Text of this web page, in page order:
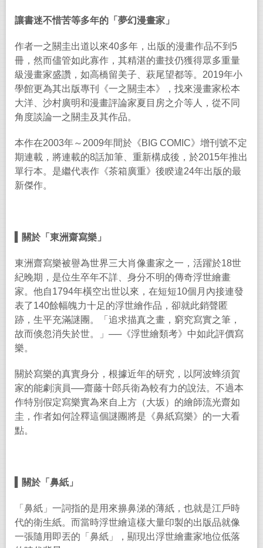
讓書迷不惜苦等多年的「夢幻漫畫家」
作者一之關圭出道以來40多年，出版的漫畫作品不到 5
冊，然而儘管如此寡作，其精湛的畫技仍獲得眾多重量
級漫畫家盛讚，如高橋留美子、萩尾望都等。 2019年小
學館更為其出版專刊《一之關圭本》，找來漫畫家松本
大洋、沙村廣明和漫畫評論家夏目房之介等人，從不同
角度談論一之關圭及其作品。
本作在2003年～ 2009年間於《BIG COMIC》增刊號不定
期連載，將連載的8話加筆、重新構成後，於2015年推出
單行本。是繼代表作《茶箱廣重》後睽違24年出版的最
新傑作。
關於「東洲齋寫樂」
東洲齋寫樂被譽為世界三大肖像畫家之一，活躍於18世
紀晚期，是位生卒年不詳、身分不明的傳奇浮世繪畫
家。他自1794年橫空出世以來，在短短10個月內接連發
表了140餘幅魄力十足的浮世繪作品，卻就此銷聲匿
跡，生平充滿謎團。「追求描真之畫，窮究寫實之筆，
故而倏忽消失於世。」 ──《浮世繪類考》中如此評價寫
樂。
關於寫樂的真實身分，根據近年的研究，以阿波蜂須賀
家的能劇演員──齋藤十郎兵衛為較有力的說法。不過本
作特別假定寫樂實為來自上方（大坂）的繪師流光齋如
圭，作者如何詮釋這個謎團將是《鼻紙寫樂》的一大看
點。
關於「鼻紙」
「鼻紙」一詞指的是用來擤鼻涕的薄紙，也就是江戶時
代的衛生紙。而當時浮世繪這樣大量印製的出版品就像
一張隨用即丟的「鼻紙」，顯現出浮世繪畫家地位低落